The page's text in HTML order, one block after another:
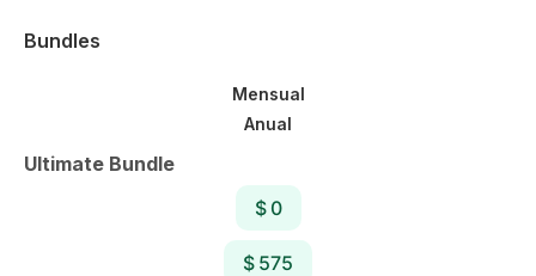
Bundles
Mensual
Anual
Ultimate Bundle
$ 0
$ 575